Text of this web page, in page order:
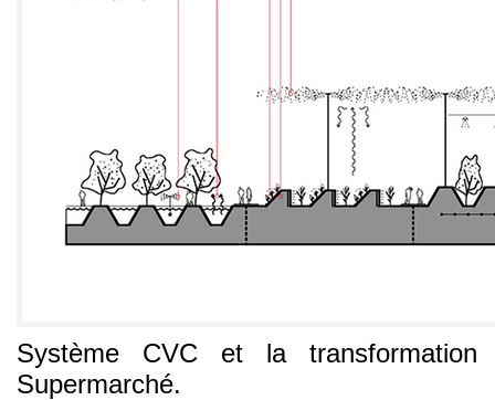
Système CVC et la
Supermarché.